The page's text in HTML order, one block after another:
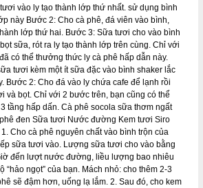
vào ly tạo thành lớp thứ nhất. sử dụng bình
này Bước 2: Cho cà phê, đá viên vào bình,
lớp thứ hai. Bước 3: Sữa tươi cho vào bình
sữa, rót ra ly tạo thành lớp trên cùng. Chỉ với
có thể thưởng thức ly cà phê hấp dẫn này.
tươi kèm một ít sữa đặc vào bình shaker lắc
Bước 2: Cho đá vào ly chứa cafe để lạnh rồi
và bọt. Chỉ với 2 bước trên, bạn cũng có thể
tầng hấp dấn. Cà phê socola sữa thơm ngất
đen Sữa tươi Nước đường Kem tươi Siro
Cho cà phê nguyên chất vào bình trộn của
sữa tươi vào. Lượng sữa tươi cho vào bằng
đến lượt nước đường, liều lượng bao nhiêu
“hảo ngọt” của bạn. Mách nhỏ: cho thêm 2-3
sẽ đậm hơn, uống lạ lắm. 2. Sau đó, cho kem